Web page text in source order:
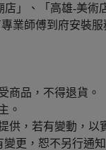
」、「高雄-美術
業師傅到府安裝服
商品，不得退貨。
。
供，若有變動，以
更，恕不另行通知